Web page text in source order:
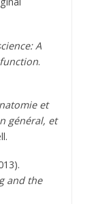
A
.
et
général, et
and the